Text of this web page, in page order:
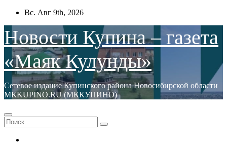
Перейти
содержимому
Вс. Авг 9th, 2026
Новости Купина – газета
«Маяк Кулунды»
Сетевое издание Купинского района Новосибирской области
МКKUPINO.RU (МККУПИНО)